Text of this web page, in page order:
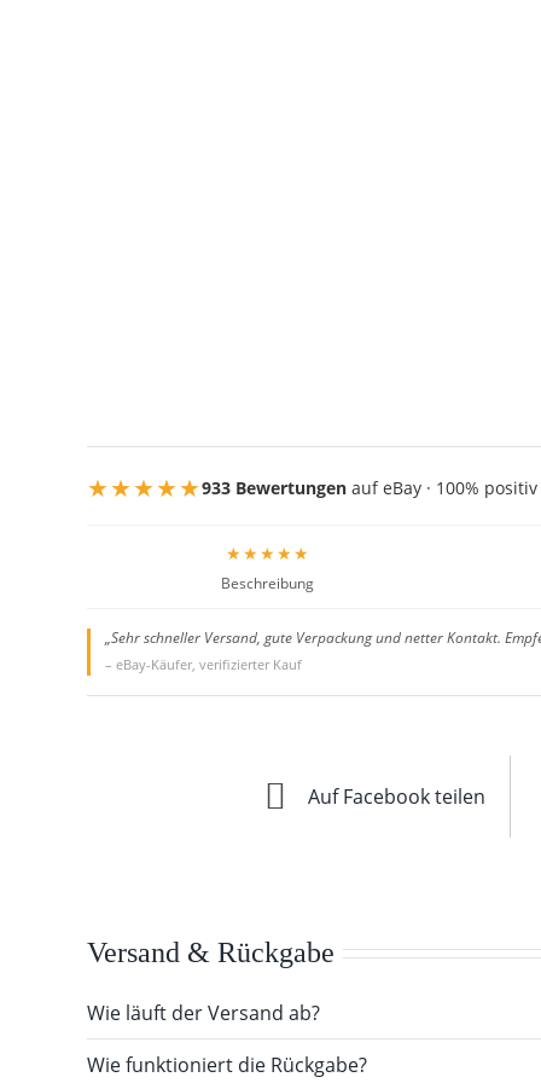
★★★★★933 Bewertungenauf eBay · 100% positiv
★★★★★
Beschreibung
„Sehr schneller Versand, gute Verpackung und netter Kontakt.
– eBay-Käufer, verifizierter Kauf
Auf Facebook teilen
Versand & Rückgabe
Wie läuft der Versand ab?
Wie funktioniert die Rückgabe?